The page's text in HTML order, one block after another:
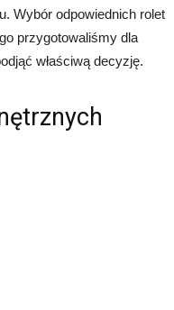
Wybór odpowiednich rolet
przygotowaliśmy dla
właściwą decyzję.